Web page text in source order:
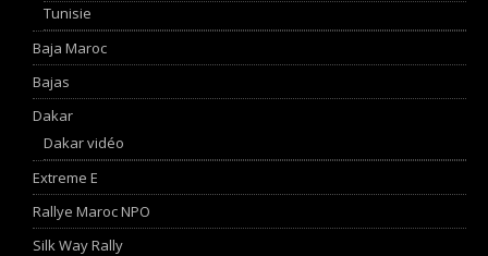
Tunisie
Baja Maroc
Bajas
Dakar
Dakar vidéo
Extreme E
Rallye Maroc NPO
Silk Way Rally